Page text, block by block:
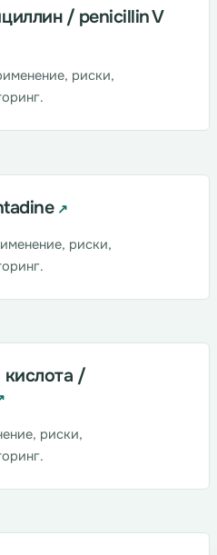
/ penicillin V
риски,
риски,
/
риски,